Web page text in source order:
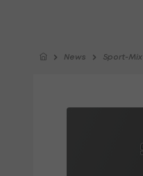
News Sport-Mix